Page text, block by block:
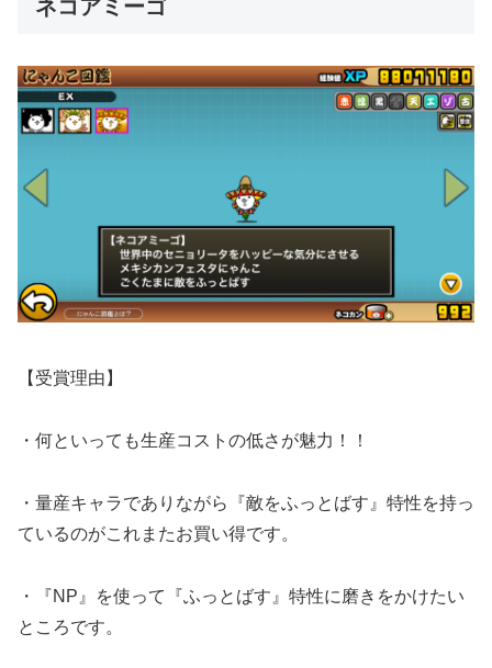
ネコアミーゴ
【受賞理由】
・何といっても生産コストの低さが魅力！！
・量産キャラでありながら『敵をふっとばす』特性を持っ
ているのがこれまたお買い得です。
・『NP』を使って『ふっとばす』特性に磨きをかけたい
ところです。